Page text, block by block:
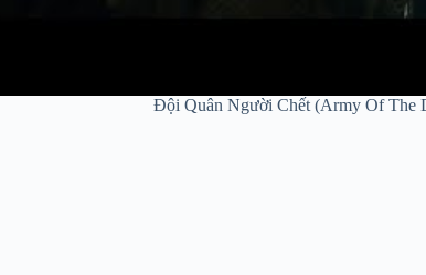
Đội Quân Người Chết (Army Of The